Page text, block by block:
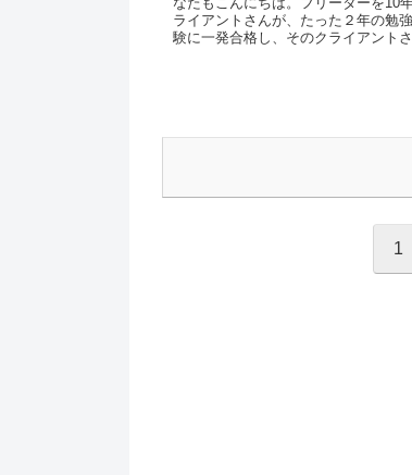
ライアントさんが、たった２年の勉
験に一発合格し、そのクライアント
1